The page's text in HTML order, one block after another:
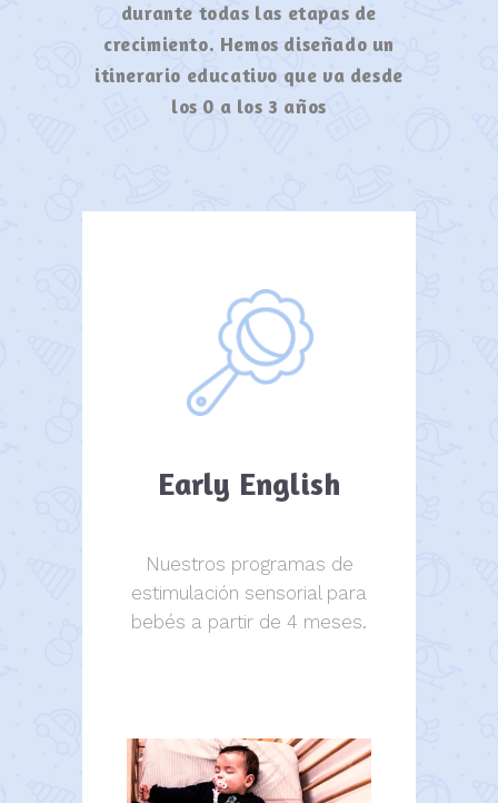
durante todas las etapas de
crecimiento. Hemos diseñado un
itinerario educativo que va desde
los 0 a los 3 años
Early English
Nuestros programas de
estimulación sensorial para
bebés a partir de 4 meses.